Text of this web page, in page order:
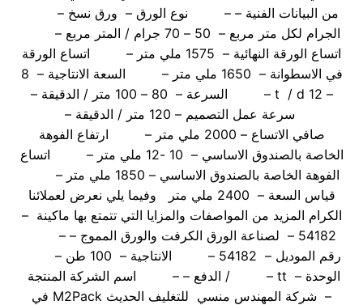
من البيانات الفنية – – نوع الورق – ورق نسخ –
الجرام لكل متر مربع – 50 – 70 جرام / المتر مربع –
اتساع الورقة النهائية – 1575 ملي متر – اتساع الورقة
في الاسطوانة – 1650 ملي متر – السعة الانتاجية – 8
– 12 t / d – السرعة – 80 – 100 متر / الدقيقة –
سرعة عمل التصميم – 120 متر / الدقيقة –
صافي الاتساع – 2000 ملي متر – ارتفاع الفوهة
الخاصة بالصندوق الاساسي – 10 -12 ملي متر – اتساع
الفوهة الخاصة بالصندوق الاساسي – 1850 ملي متر –
قياس السعة – 2400 ملي متر وفيما يلي نعرض لعملائنا
الكرام المزيد من المواصفات والمزايا التي تتمتع بها ماكينة –
54182 – لصناعة الورق الكرفت والورق المموج – –
رقم الموديل – 54182 – الانتاجية – 100 طن –
الوحدة – tt – / الدفع – – اسم الشركة المنتجة
– شركة المهندس منسي للتغليف الحديث M2Pack في